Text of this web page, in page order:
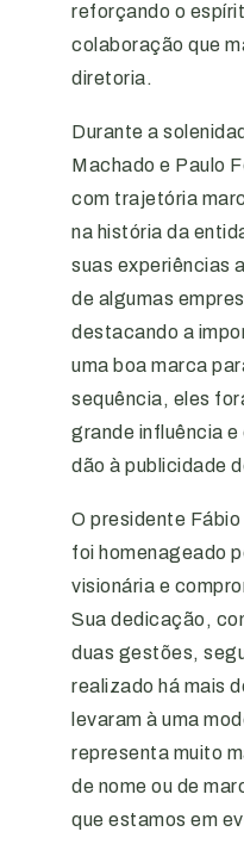
reforçando o
colaboração que
diretoria.
Durante a
Machado e Paulo
com trajetória
na história da
suas experiências
de algumas
destacando a
uma boa marca
sequência, eles
grande influência
dão à publicidade
O presidente
foi homenageado
visionária e
Sua dedicação,
duas gestões,
realizado há mais
levaram à uma
representa muito
de nome ou de
que estamos em